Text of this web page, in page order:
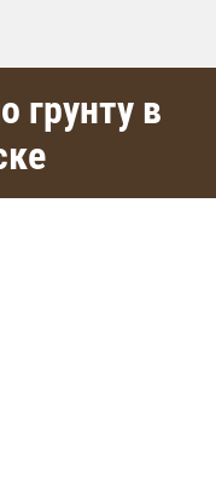
грунту в